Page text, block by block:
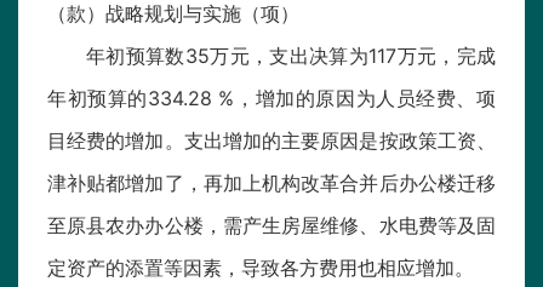
（款）战略规划与实施（项）
年初预算数35万元，支出决算为117万元，完成
年初预算的334.28 %，增加的原因为人员经费、项
目经费的增加。支出增加的主要原因是按政策工资、
津补贴都增加了，再加上机构改革合并后办公楼迁移
至原县农办办公楼，需产生房屋维修、水电费等及固
定资产的添置等因素，导致各方费用也相应增加。